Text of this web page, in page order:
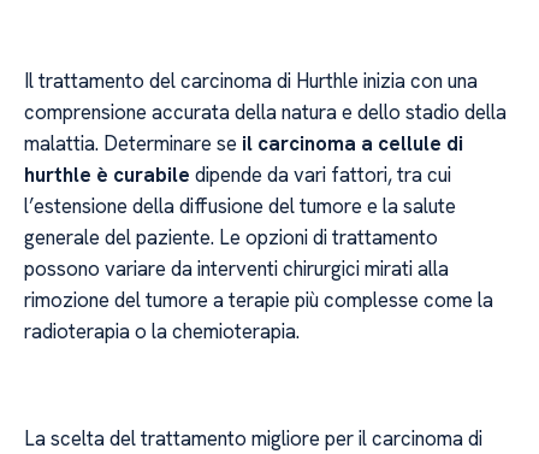
Il trattamento del carcinoma di Hurthle inizia con una
comprensione accurata della natura e dello stadio della
malattia. Determinare se il carcinoma a cellule di
hurthle è curabile dipende da vari fattori, tra cui
l’estensione della diffusione del tumore e la salute
generale del paziente. Le opzioni di trattamento
possono variare da interventi chirurgici mirati alla
rimozione del tumore a terapie più complesse come la
radioterapia o la chemioterapia.
La scelta del trattamento migliore per il carcinoma di